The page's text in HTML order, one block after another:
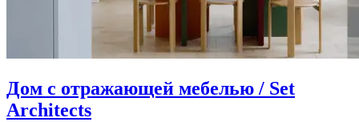
Дом с отражающей мебелью / Set
Architects